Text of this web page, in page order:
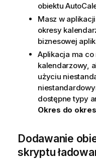
obiektu
Masz w
okresy
biznesowej
Aplikacja ma
kalendarzowy,
użyciu
dostępne typy
Okres do
Dodawanie
skryptu